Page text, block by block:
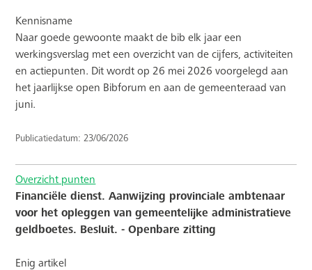
Kennisname
Naar goede gewoonte maakt de bib elk jaar een
werkingsverslag met een overzicht van de cijfers, activiteiten
en actiepunten. Dit wordt op 26 mei 2026 voorgelegd aan
het jaarlijkse open Bibforum en aan de gemeenteraad van
juni.
Publicatiedatum: 23/06/2026
Overzicht punten
Financiële dienst. Aanwijzing provinciale ambtenaar
voor het opleggen van gemeentelijke administratieve
geldboetes. Besluit. - Openbare zitting
Enig artikel